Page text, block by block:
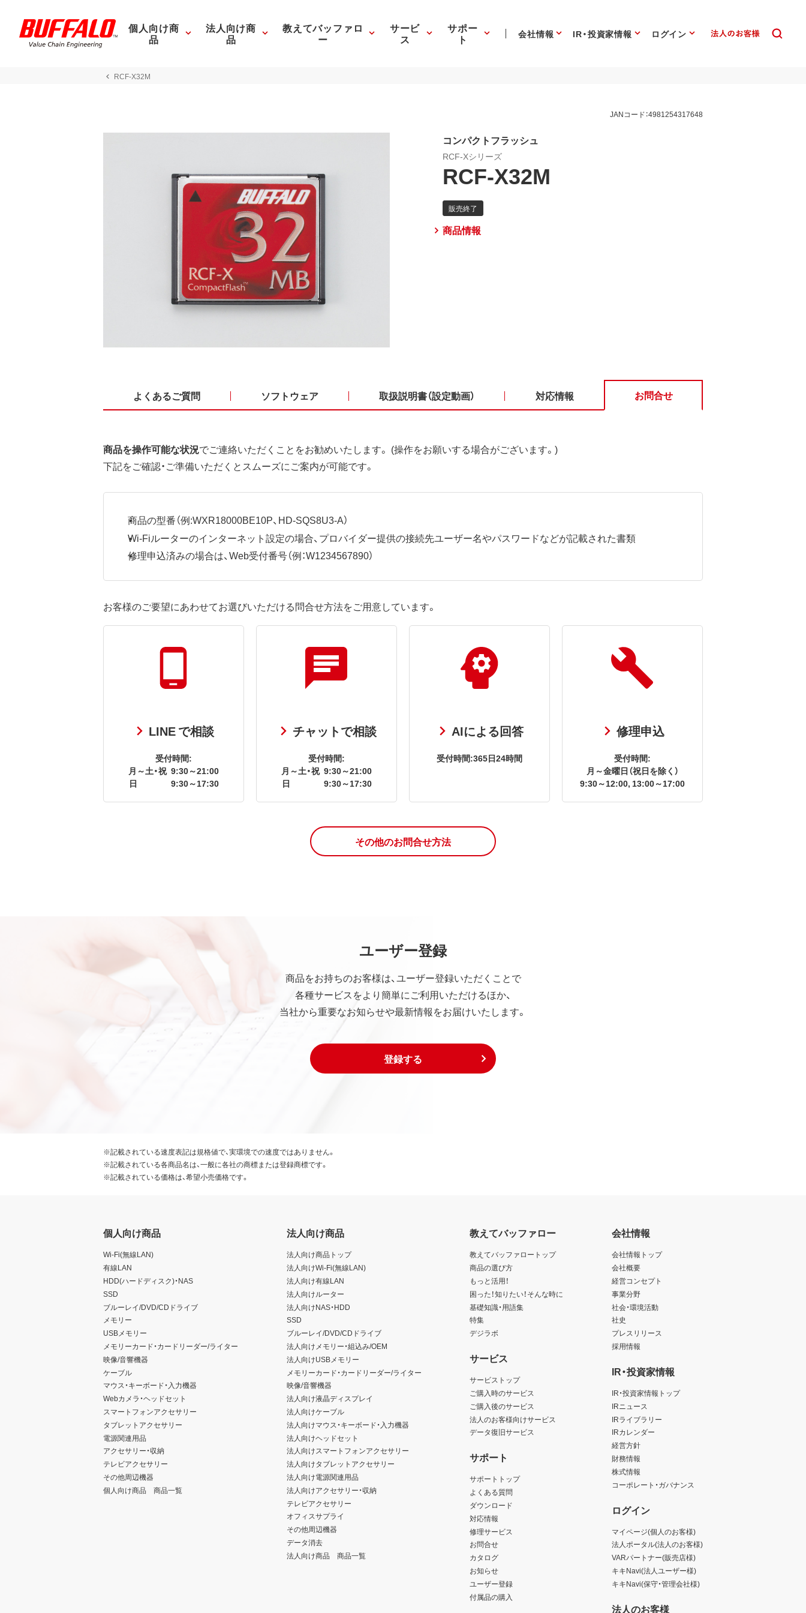
個人向け商
品
法人向け商
品
教えてバッファロ
ー
サービ
ス
サポー
ト 会社情報 IR・投資家情報 ログイン
RCF-X32M
JANコード：4981254317648
コンパクトフラッシュ
RCF-Xシリーズ
RCF-X32M
商品情報
よくあるご質問 ソフトウェア 取扱説明書（設定動画） 対応情報 お問合せ
商品を操作可能な状況でご連絡いただくことをお勧めいたします。 (操作をお願いする場合がございます。)
下記をご確認・ご準備いただくとスムーズにご案内が可能です。
商品の型番（例:WXR18000BE10P、HD-SQS8U3-A）
Wi-Fiルーターのインターネット設定の場合、プロバイダー提供の接続先ユーザー名やパスワードなどが記載された書類
修理申込済みの場合は、Web受付番号（例：W1234567890）
お客様のご要望にあわせてお選びいただける問合せ方法をご用意しています。
LINE で相談
受付時間:
月～土・祝 9:30～21:00
日
9:30～17:30
チャットで相談
受付時間:
月～土・祝 9:30～21:00
日
9:30～17:30
AIによる回答
受付時間:365日24時間
修理申込
受付時間:
月～金曜日（祝日を除く）
9:30～12:00, 13:00～17:00
その他のお問合せ方法
ユーザー登録
商品をお持ちのお客様は、ユーザー登録いただくことで
各種サービスをより簡単にご利用いただけるほか、
当社から重要なお知らせや最新情報をお届けいたします。
登録する
※記載されている速度表記は規格値で、実環境での速度ではありません。
※記載されている各商品名は、一般に各社の商標または登録商標です。
※記載されている価格は、希望小売価格です。
個人向け商品
Wi-Fi(無線LAN)
有線LAN
HDD(ハードディスク)・NAS
SSD
ブルーレイ/DVD/CDドライブ
メモリー
USBメモリー
メモリーカード・カードリーダー/ライター
映像/音響機器
ケーブル
マウス・キーボード・入力機器
Webカメラ・ヘッドセット
スマートフォンアクセサリー
タブレットアクセサリー
電源関連用品
アクセサリー・収納
テレビアクセサリー
その他周辺機器
個人向け商品 商品一覧
法人向け商品
法人向け商品トップ
法人向けWi-Fi(無線LAN)
法人向け有線LAN
法人向けルーター
法人向けNAS・HDD
SSD
ブルーレイ/DVD/CDドライブ
法人向けメモリー・組込み/OEM
法人向けUSBメモリー
メモリーカード・カードリーダー/ライター
映像/音響機器
法人向け液晶ディスプレイ
法人向けケーブル
法人向けマウス・キーボード・入力機器
法人向けヘッドセット
法人向けスマートフォンアクセサリー
法人向けタブレットアクセサリー
法人向け電源関連用品
法人向けアクセサリー・収納
テレビアクセサリー
オフィスサプライ
その他周辺機器
データ消去
法人向け商品 商品一覧
教えてバッファロー
教えてバッファロートップ
商品の選び方
もっと活用！
困った！知りたい！そんな時に
基礎知識・用語集
特集
デジラボ
サービス
サービストップ
ご購入時のサービス
ご購入後のサービス
法人のお客様向けサービス
データ復旧サービス
サポート
サポートトップ
よくある質問
ダウンロード
対応情報
修理サービス
お問合せ
カタログ
お知らせ
ユーザー登録
付属品の購入
会社情報
会社情報トップ
会社概要
経営コンセプト
事業分野
社会・環境活動
社史
プレスリリース
採用情報
IR・投資家情報
IR・投資家情報トップ
IRニュース
IRライブラリー
IRカレンダー
経営方針
財務情報
株式情報
コーポレート・ガバナンス
ログイン
マイページ(個人のお客様)
法人ポータル(法人のお客様)
VARパートナー(販売店様)
キキNavi(法人ユーザー様)
キキNavi(保守・管理会社様)
法人のお客様